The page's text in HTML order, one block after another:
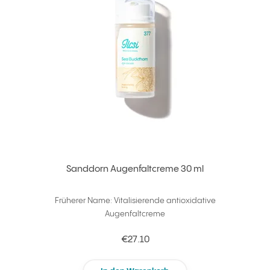
Sanddorn Augenfaltcreme 30 ml
Früherer Name: Vitalisierende antioxidative
Augenfaltcreme
€27.10